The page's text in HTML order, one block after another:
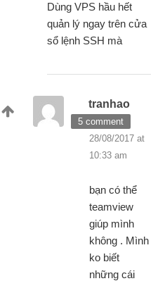
Dùng VPS hầu hết
quản lý ngay trên cửa
sổ lệnh SSH mà
tranhao
5 comment
28/08/2017 at
10:33 am
bạn có thể
teamview
giúp mình
không . Mình
ko biết
những cái